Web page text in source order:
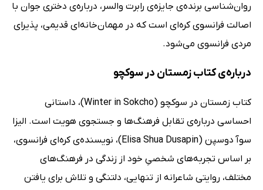
روان‌شناسی برنده‌ی جایزه‌ی رابرت والسر، درباره‌ی دختری جوان با
اصالت فرانسوی کره‌ای است که در مهمان‌خانه‌ای قدیمی، پذیرای
مردی فرانسوی می‌شود.
درباره‌ی کتاب زمستان در سوکچو
کتاب زمستان در سوکچو (Winter in Sokcho)، داستانی
احساسی درباره‌ی تقابل فرهنگ‌ها و جستجوی هویت است. الیزا
سوآ دوسپن (Elisa Shua Dusapin)، نویسنده‌ی کره‌ای فرانسوی،
بر اساس تجربه‌های شخصیِ خود از زندگی در فرهنگ‌های
مختلف، روایتی شاعرانه از تنهایی، دلتنگی و تلاش برای یافتن